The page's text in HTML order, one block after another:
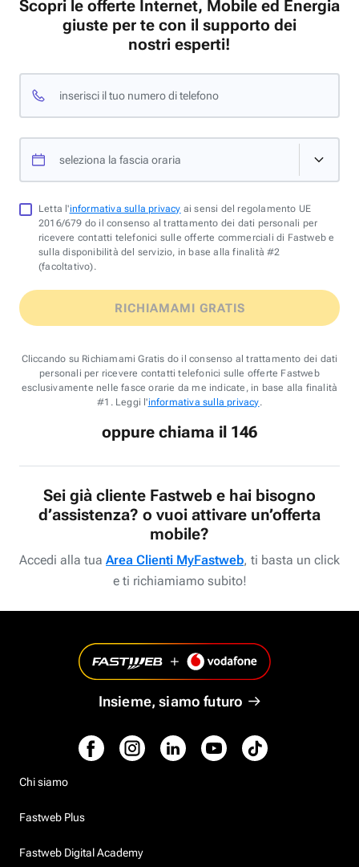
Scopri le offerte Internet, Mobile ed Energia
giuste per te con il supporto dei
nostri esperti!
inserisci il tuo numero di telefono
seleziona la fascia oraria
Letta l'informativa sulla privacy ai sensi del regolamento UE
2016/679 do il consenso al trattamento dei dati personali per
ricevere contatti telefonici sulle offerte commerciali di Fastweb e
sulla disponibilità del servizio, in base alla finalità #2
(facoltativo).
RICHIAMAMI GRATIS
Cliccando su Richiamami Gratis do il consenso al trattamento dei dati
personali per ricevere contatti telefonici sulle offerte Fastweb
esclusivamente nelle fasce orarie da me indicate, in base alla finalità
#1. Leggi l'informativa sulla privacy.
oppure chiama il 146
Sei già cliente Fastweb e hai bisogno
d’assistenza? o vuoi attivare un’offerta
mobile?
Accedi alla tua Area Clienti MyFastweb, ti basta un click
e ti richiamiamo subito!
Insieme, siamo futuro
Chi siamo
Fastweb Plus
Fastweb Digital Academy